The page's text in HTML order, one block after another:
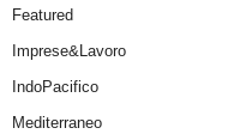
Featured
Imprese&Lavoro
IndoPacifico
Mediterraneo